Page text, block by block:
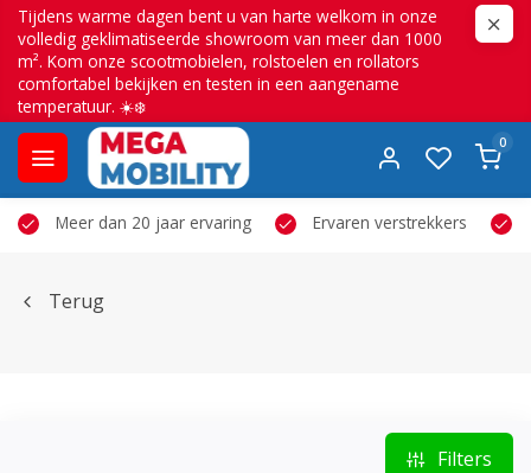
Tijdens warme dagen bent u van harte welkom in onze
volledig geklimatiseerde showroom van meer dan 1000
m². Kom onze scootmobielen, rolstoelen en rollators
comfortabel bekijken en testen in een aangename
temperatuur. ☀️❄️
0
Meer dan 20 jaar ervaring Ervaren verstrekkers
Terug
Filters